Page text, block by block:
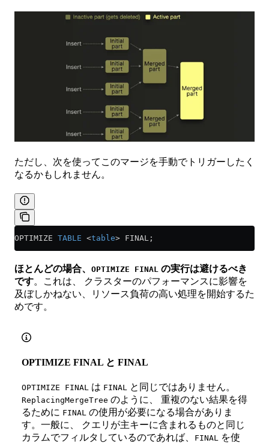
ただし、次を使ってこのマージを手動でトリガーしたく
なるかもしれません。
OPTIMIZE TABLE <table> FINAL;
ほとんどの場合、 OPTIMIZE FINAL の実行は避けるべき
です。これは、 クラスターのパフォーマンスに影響を
及ぼしかねない、リソース負荷の高い処理を開始するた
めです。
OPTIMIZE FINAL と FINAL
OPTIMIZE FINAL は FINAL と同じではありません。
ReplacingMergeTree のように、 重複のない結果を得
るために FINAL の使用が必要になる場合がありま
す。一般に、 クエリが主キーに含まれるものと同じ
カラムでフィルタしているのであれば、
FINAL
を使